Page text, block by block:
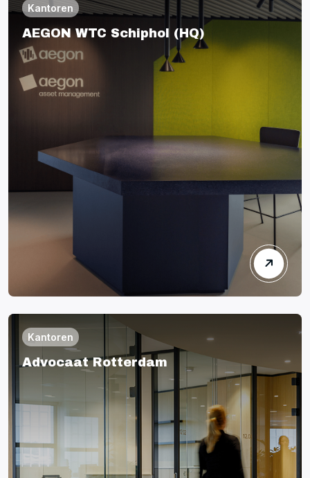
Kantoren
AEGON WTC Schiphol (HQ)
Kantoren
Advocaat Rotterdam